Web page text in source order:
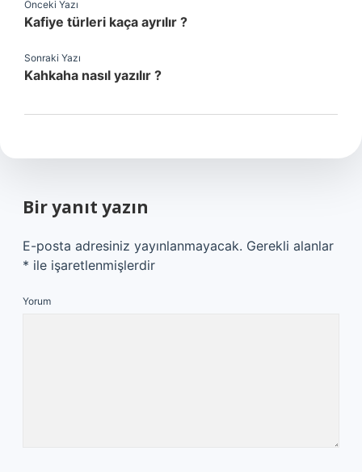
Önceki Yazı
Kafiye türleri kaça ayrılır ?
Sonraki Yazı
Kahkaha nasıl yazılır ?
Bir yanıt yazın
E-posta adresiniz yayınlanmayacak. Gerekli alanlar
* ile işaretlenmişlerdir
Yorum